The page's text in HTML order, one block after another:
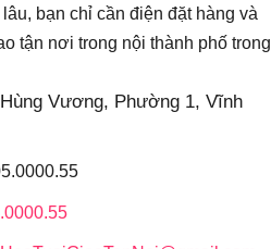
bạn chỉ cần điện đặt hàng và
tận nơi trong nội thành phố trong
Vương, Phường 1, Vĩnh